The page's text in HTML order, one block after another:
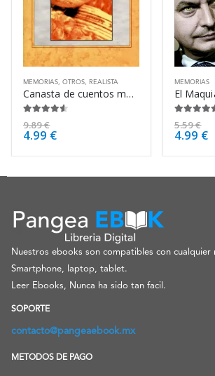
MEMORIAS OTROS REALISTA
Canasta de cuentos mexicanos – B. Traven
9.89€
4.99 €
MEMORIAS
5.59€
4.99 €
Nuestros ebooks son compatibles con cualquier
Smartphone, laptop, tablet.
Leer Ebooks, Nunca ha sido tan facil.
SOPORTE
contacto@pangeaebook.mx
METODOS DE PAGO